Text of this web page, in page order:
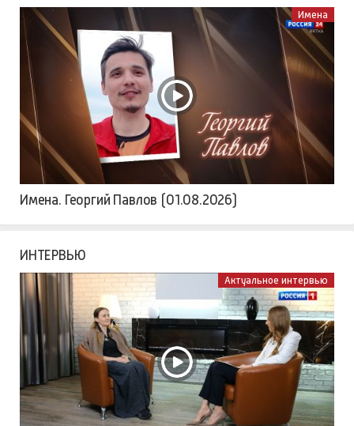
Имена
Имена. Георгий Павлов (01.08.2026)
ИНТЕРВЬЮ
Актуальное интервью